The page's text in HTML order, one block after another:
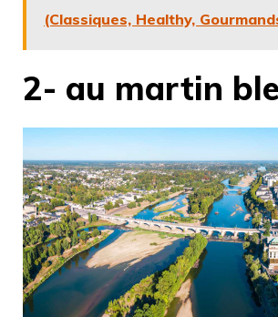
(Classiques, Healthy,
2- au martin